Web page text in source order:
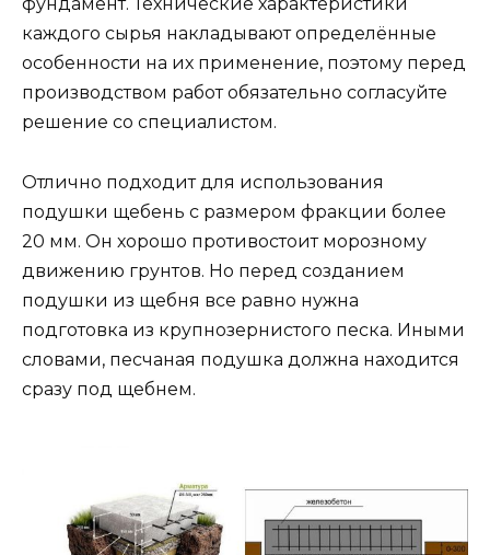
фундамент. Технические характеристики
каждого сырья накладывают определённые
особенности на их применение, поэтому перед
производством работ обязательно согласуйте
решение со специалистом.
Отлично подходит для использования
подушки щебень с размером фракции более
20 мм. Он хорошо противостоит морозному
движению грунтов. Но перед созданием
подушки из щебня все равно нужна
подготовка из крупнозернистого песка. Иными
словами, песчаная подушка должна находится
сразу под щебнем.